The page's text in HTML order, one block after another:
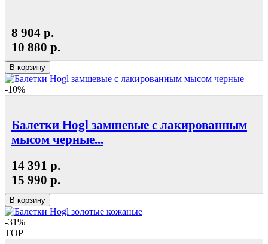
8 904 р.
10 880 р.
В корзину
-10%
Балетки Hogl замшевые с лакированным
мысом черные...
14 391 р.
15 990 р.
В корзину
-31%
TOP